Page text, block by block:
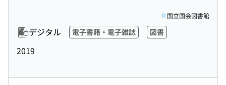
デジタル 電子書籍・電子雑誌 図書
2019
国立国会図書館